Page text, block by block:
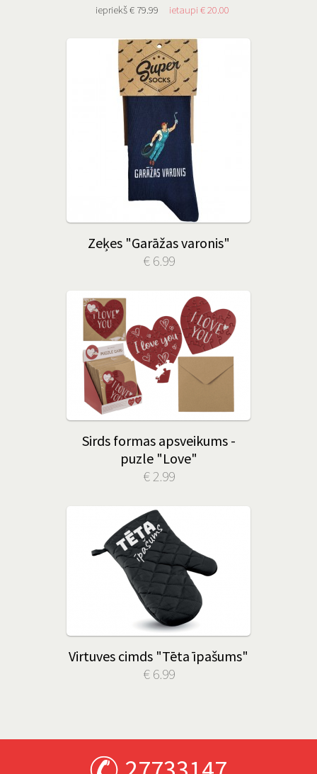
iepriekš € 79.99 ietaupi € 20.00
Zeķes "Garāžas varonis"
€ 6.99
Sirds formas apsveikums -
puzle "Love"
€ 2.99
Virtuves cimds "Tēta īpašums"
€ 6.99